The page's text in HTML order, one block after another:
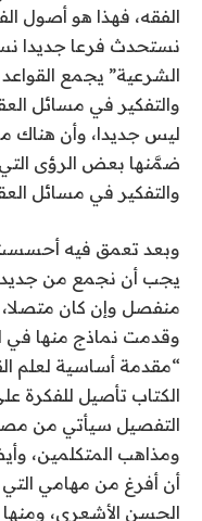
الفقه، فهذا هو أصول
نستحدث فرعا جديدا
الشرعية” يجمع القواعد
والتفكير في مسائل
ليس جديدا، وأن هناك
ضمَّنها بعض الرؤى التي
والتفكير في مسائل
وبعد تعمق فيه
يجب أن نجمع من جديد
منفصل وإن كان
وقدمت نماذج منها في
“مقدمة أساسية لعلم
الكتاب تأصيل للفكرة
التفصيل سيأتي من
ومذاهب المتكلمين،
أن أفرغ من مهامي
الحسن الأشعري، ومنها